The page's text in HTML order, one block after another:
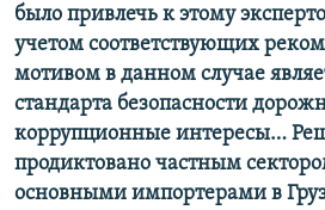
было привлечь к этому
учетом соответствующих
мотивом в данном случае
стандарта безопасности
коррупционные интересы…
продиктовано частным
основными импортерами в